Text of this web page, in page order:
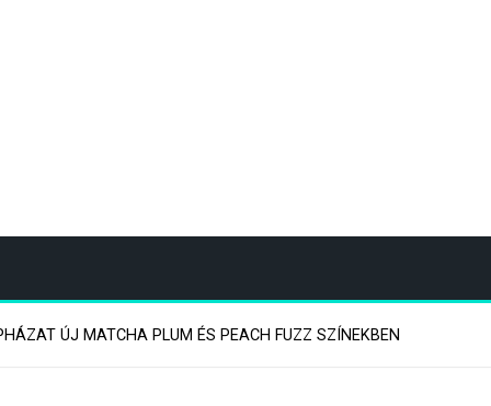
ÚJ MATCHA PLUM ÉS PEACH FUZZ SZÍNEKBEN